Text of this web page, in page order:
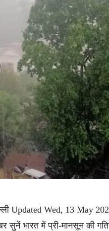
Updated Wed, 13 May
भारत में प्री-मानसून की